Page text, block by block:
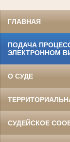
ГЛАВНАЯ
ПОДАЧА
ЭЛЕКТРОННОМ
О СУДЕ
СУДЕЙСКОЕ